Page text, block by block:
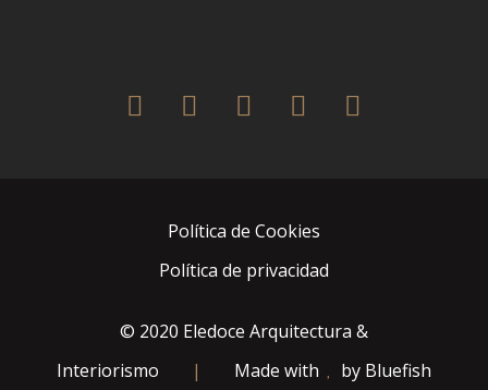
twitter facebookpinterestinstagram
houzz
Política de Cookies
Política de privacidad
© 2020 Eledoce Arquitectura &
Interiorismo
| Made with by Bluefish